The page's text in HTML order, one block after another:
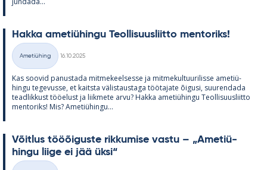
Hakka ame­tiü­hingu Teol­li­suus­liitto men­to­riks!
Kategooriad
Ametiühing
16.10.2025
Kas soo­vid pa­nus­tada mit­me­keel­sesse ja mit­me­kul­tuu­ri­lisse ame­tiü­
hingu te­ge­vusse, et kaitsta vä­lis­taus­taga töö­ta­jate õi­gusi, suu­ren­dada
tead­lik­kust töö­elust ja liik­mete arvu? Hakka ame­tiü­hingu Teol­li­suus­liitto
men­to­riks! Mis? Ame­tiü­hingu...
Võit­lus tööõi­guste rik­ku­mise vastu – „Ame­tiü­
hingu liige ei jää üksi“